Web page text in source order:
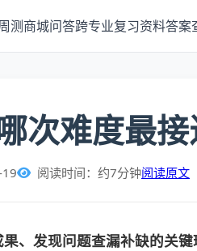
测商城问答跨专业复习资料答案
次难度最
阅读时间：约7分钟阅读原文
、发现问题查漏补缺的关键